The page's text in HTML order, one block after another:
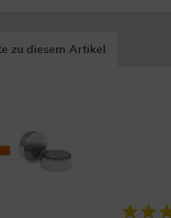
zu diesem Artikel